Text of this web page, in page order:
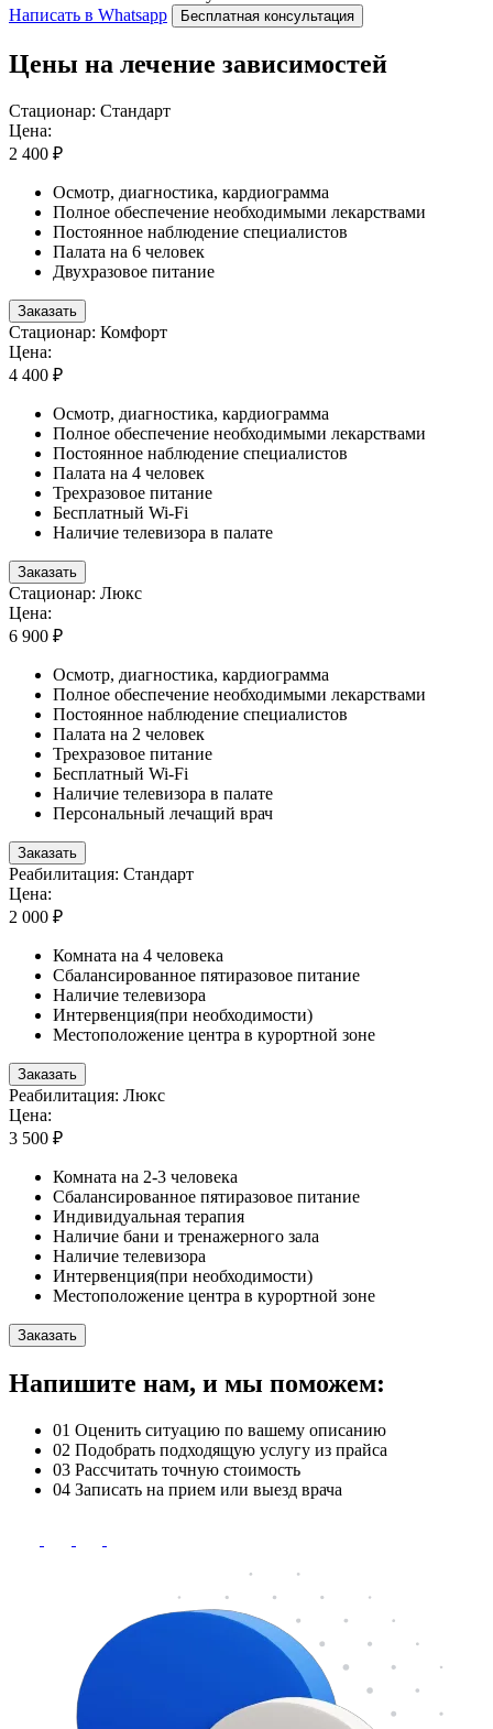
Написать в Whatsapp
Бесплатная консультация
Цены на лечение зависимостей
Стационар: Стандарт
Цена:
2 400 ₽
Осмотр, диагностика, кардиограмма
Полное обеспечение необходимыми лекарствами
Постоянное наблюдение специалистов
Палата на 6 человек
Двухразовое питание
Заказать
Стационар: Комфорт
Цена:
4 400 ₽
Осмотр, диагностика, кардиограмма
Полное обеспечение необходимыми лекарствами
Постоянное наблюдение специалистов
Палата на 4 человек
Трехразовое питание
Бесплатный Wi-Fi
Наличие телевизора в палате
Заказать
Стационар: Люкс
Цена:
6 900 ₽
Осмотр, диагностика, кардиограмма
Полное обеспечение необходимыми лекарствами
Постоянное наблюдение специалистов
Палата на 2 человек
Трехразовое питание
Бесплатный Wi-Fi
Наличие телевизора в палате
Персональный лечащий врач
Заказать
Реабилитация: Стандарт
Цена:
2 000 ₽
Комната на 4 человека
Сбалансированное пятиразовое питание
Наличие телевизора
Интервенция(при необходимости)
Местоположение центра в курортной зоне
Заказать
Реабилитация: Люкс
Цена:
3 500 ₽
Комната на 2-3 человека
Сбалансированное пятиразовое питание
Индивидуальная терапия
Наличие бани и тренажерного зала
Наличие телевизора
Интервенция(при необходимости)
Местоположение центра в курортной зоне
Заказать
Напишите нам, и мы поможем:
01 Оценить ситуацию по вашему описанию
02 Подобрать подходящую услугу из прайса
03 Рассчитать точную стоимость
04 Записать на прием или выезд врача